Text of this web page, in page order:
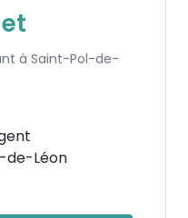
à Saint-Pol-de-
de-Léon